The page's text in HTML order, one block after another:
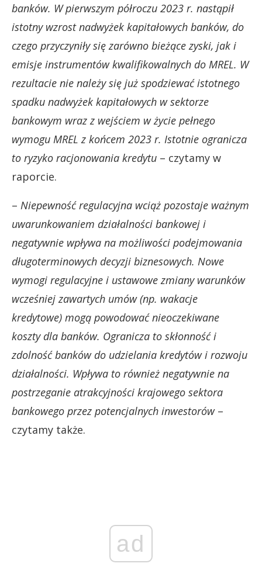
banków. W pierwszym półroczu 2023 r. nastąpił
istotny wzrost nadwyżek kapitałowych banków, do
czego przyczyniły się zarówno bieżące zyski, jak i
emisje instrumentów kwalifikowalnych do MREL. W
rezultacie nie należy się już spodziewać istotnego
spadku nadwyżek kapitałowych w sektorze
bankowym wraz z wejściem w życie pełnego
wymogu MREL z końcem 2023 r. Istotnie ogranicza
to ryzyko racjonowania kredytu – czytamy w
raporcie.
– Niepewność regulacyjna wciąż pozostaje ważnym
uwarunkowaniem działalności bankowej i
negatywnie wpływa na możliwości podejmowania
długoterminowych decyzji biznesowych. Nowe
wymogi regulacyjne i ustawowe zmiany warunków
wcześniej zawartych umów (np. wakacje
kredytowe) mogą powodować nieoczekiwane
koszty dla banków. Ogranicza to skłonność i
zdolność banków do udzielania kredytów i rozwoju
działalności. Wpływa to również negatywnie na
postrzeganie atrakcyjności krajowego sektora
bankowego przez potencjalnych inwestorów–
czytamy także.
ad